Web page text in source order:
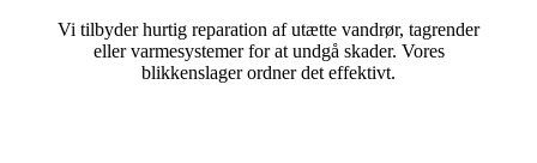
Vi tilbyder hurtig reparation af utætte vandrør, tagrender
eller varmesystemer for at undgå skader. Vores
blikkenslager ordner det effektivt.